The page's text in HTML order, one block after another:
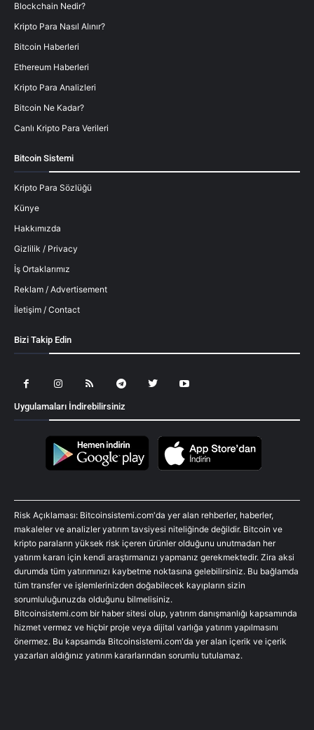
Blockchain Nedir?
Kripto Para Nasıl Alınır?
Bitcoin Haberleri
Ethereum Haberleri
Kripto Para Analizleri
Bitcoin Ne Kadar?
Canlı Kripto Para Verileri
Bitcoin Sistemi
Kripto Para Sözlüğü
Künye
Hakkımızda
Gizlilik / Privacy
İş Ortaklarımız
Reklam / Advertisement
İletişim / Contact
Bizi Takip Edin
Uygulamaları İndirebilirsiniz
Risk Açıklaması: Bitcoinsistemi.com'da yer alan rehberler, haberler,
makaleler ve analizler yatırım tavsiyesi niteliğinde değildir. Bitcoin ve
kripto paraların yüksek risk içeren ürünler olduğunu unutmadan her
yatırım kararı için kendi araştırmanızı yapmanız gerekmektedir. Zira aksi
durumda tüm yatırımınızı kaybetme noktasına gelebilirsiniz. Bu bağlamda
tüm transfer ve işlemlerinizden doğabilecek kayıpların sizin
sorumluluğunuzda olduğunu bilmelisiniz.
Bitcoinsistemi.com bir haber sitesi olup, yatırım danışmanlığı kapsamında
hizmet vermez ve hiçbir proje veya dijital varlığa yatırım yapılmasını
önermez. Bu kapsamda Bitcoinsistemi.com'da yer alan içerik ve içerik
yazarları aldığınız yatırım kararlarından sorumlu tutulamaz.